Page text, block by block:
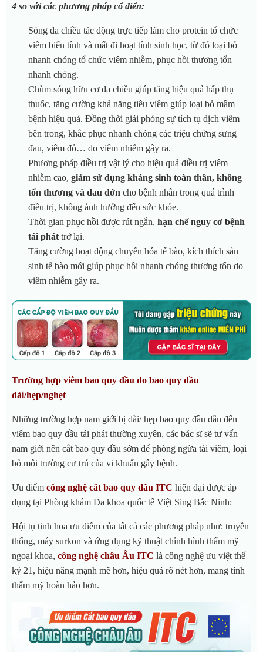
4 so với các phương pháp cổ điển:
Sóng đa chiều tác động trực tiếp làm cho protein tổ chức
viêm biến tính và mất đi hoạt tính sinh học, từ đó loại bỏ
nhanh chóng tổ chức viêm nhiễm, phục hồi thương tổn
nhanh chóng.
Chùm sóng hữu cơ đa chiều giúp tăng hiệu quả hấp thụ
thuốc, tăng cường khả năng tiêu viêm giúp loại bỏ mầm
bệnh hiệu quả. Đồng thời giải phóng sự tích tụ dịch viêm
bên trong, khắc phục nhanh chóng các triệu chứng sưng
đau, viêm đỏ… do viêm nhiễm gây ra.
Phương pháp điều trị vật lý cho hiệu quả điều trị viêm
nhiễm cao, giảm sử dụng kháng sinh toàn thân, không
tổn thương và đau đớn cho bệnh nhân trong quá trình
điều trị, không ảnh hưởng đến sức khỏe.
Thời gian phục hồi được rút ngắn, hạn chế nguy cơ bệnh
tái phát trở lại.
Tăng cường hoạt động chuyển hóa tế bào, kích thích sản
sinh tế bào mới giúp phục hồi nhanh chóng thương tổn do
viêm nhiễm gây ra.
Trường hợp viêm bao quy đầu do bao quy đầu
dài/hẹp/nghẹt
Những trường hợp nam giới bị dài/ hẹp bao quy đầu dẫn đến
viêm bao quy đầu tái phát thường xuyên, các bác sĩ sẽ tư vấn
nam giới nên cắt bao quy đầu sớm để phòng ngừa tái viêm, loại
bỏ môi trường cư trú của vi khuẩn gây bệnh.
Ưu điểm công nghệ cắt bao quy đầu ITC hiện đại được áp
dụng tại Phòng khám Đa khoa quốc tế Việt Sing Bắc Ninh:
Hội tụ tinh hoa ưu điểm của tất cả các phương pháp như: truyền
thống, máy surkon và ứng dụng kỹ thuật chỉnh hình thẩm mỹ
ngoại khoa, công nghệ châu Âu ITC là công nghệ ưu việt thế
kỷ 21, hiệu năng mạnh mẽ hơn, hiệu quả rõ nét hơn, mang tính
thẩm mỹ hoàn hảo hơn.